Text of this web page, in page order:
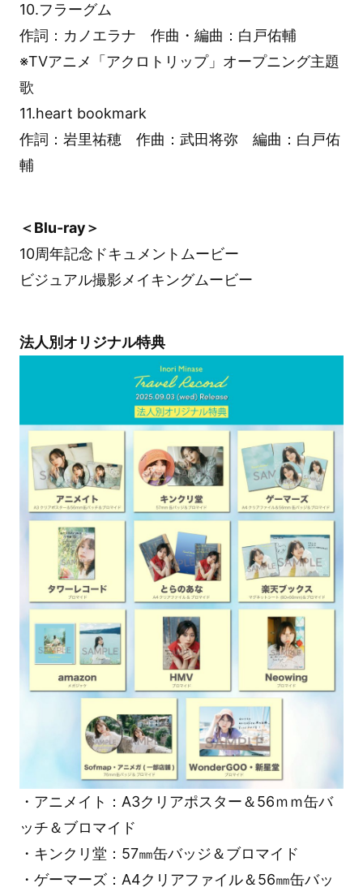
10.フラーグム
作詞：カノエラナ 作曲・編曲：白戸佑輔
※TVアニメ「アクロトリップ」オープニング主題
歌
11.heart bookmark
作詞：岩里祐穂 作曲：武田将弥 編曲：白戸佑
輔
＜Blu-ray＞
10周年記念ドキュメントムービー
ビジュアル撮影メイキングムービー
法人別オリジナル特典
・アニメイト：A3クリアポスター＆56ｍｍ缶バ
ッチ＆ブロマイド
・キンクリ堂：57㎜缶バッジ＆ブロマイド
・ゲーマーズ：A4クリアファイル＆56㎜缶バッ